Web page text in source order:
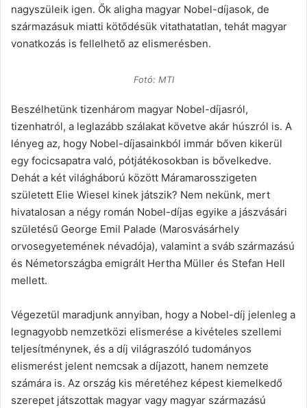
nagyszüleik igen. Ők aligha magyar Nobel-díjasok, de
származásuk miatti kötődésük vitathatatlan, tehát magyar
vonatkozás is fellelhető az elismerésben.
Fotó: MTI
Beszélhetünk tizenhárom magyar Nobel-díjasról,
tizenhatról, a leglazább szálakat követve akár húszról is. A
lényeg az, hogy Nobel-díjasainkból immár bőven kikerül
egy focicsapatra való, pótjátékosokban is bővelkedve.
Dehát a két világháború között Máramarosszigeten
született Elie Wiesel kinek játszik? Nem nekünk, mert
hivatalosan a négy román Nobel-díjas egyike a jászvásári
születésű George Emil Palade (Marosvásárhely
orvosegyetemének névadója), valamint a sváb származású
és Németországba emigrált Hertha Müller és Stefan Hell
mellett.
Végezetül maradjunk annyiban, hogy a Nobel-díj jelenleg a
legnagyobb nemzetközi elismerése a kivételes szellemi
teljesítménynek, és a díj világraszóló tudományos
elismerést jelent nemcsak a díjazott, hanem nemzete
számára is. Az ország kis méretéhez képest kiemelkedő
szerepet játszottak magyar vagy magyar származású